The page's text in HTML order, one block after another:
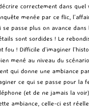
correctement dans quel
menée par ce flic,
se passe plus on avance
sont sordides ! Le
fou ! Difficile d’imaginer
mené au niveau du
qui donne une ambiance
ce qui se passe pour la
(et de ne jamais la
ambiance, celle-ci est